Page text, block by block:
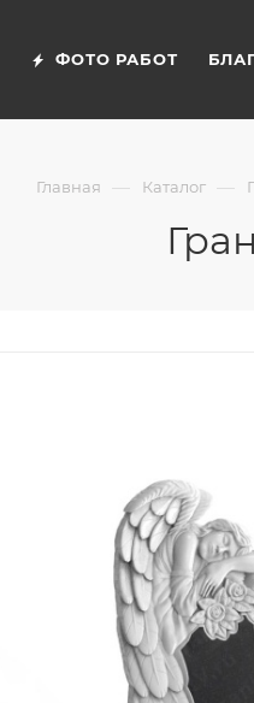
ФОТО РАБОТ
Главная — Каталог —